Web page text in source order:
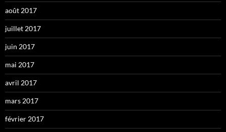
août 2017
juillet 2017
juin 2017
mai 2017
avril 2017
mars 2017
février 2017